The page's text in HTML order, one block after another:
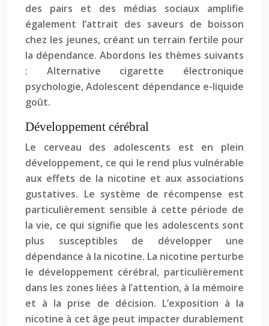
des pairs et des médias sociaux amplifie
également l’attrait des saveurs de boisson
chez les jeunes, créant un terrain fertile pour
la dépendance. Abordons les thèmes suivants
: Alternative cigarette électronique
psychologie, Adolescent dépendance e-liquide
goût.
Développement cérébral
Le cerveau des adolescents est en plein
développement, ce qui le rend plus vulnérable
aux effets de la nicotine et aux associations
gustatives. Le système de récompense est
particulièrement sensible à cette période de
la vie, ce qui signifie que les adolescents sont
plus susceptibles de développer une
dépendance à la nicotine. La nicotine perturbe
le développement cérébral, particulièrement
dans les zones liées à l’attention, à la mémoire
et à la prise de décision. L’exposition à la
nicotine à cet âge peut impacter durablement